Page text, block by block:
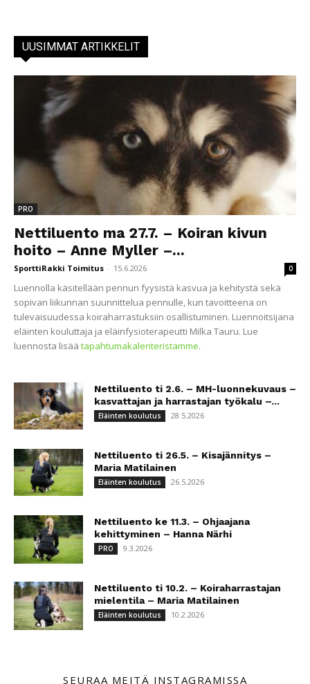
UUSIMMAT ARTIKKELIT
PRO
Nettiluento ma 27.7. – Koiran kivun
hoito – Anne Myller –...
SporttiRakki Toimitus - 15.6.2026 0
Luennolla käsitellään pennun fyysistä kasvua ja kehitystä sekä
sopivan liikunnan suunnittelua pennulle, kun tavoitteena on
tulevaisuudessa koiraharrastuksiin osallistuminen. Luennoitsijana
eläinten kouluttaja ja eläinfysioterapeutti Milka Tauru. Lue
luennosta lisää tapahtumakalenteristamme.
Nettiluento ti 2.6. – MH-luonnekuvaus –
kasvattajan ja harrastajan työkalu –...
Eläinten koulutus 28.5.2026
Nettiluento ti 26.5. – Kisajännitys –
Maria Matilainen
Eläinten koulutus 26.5.2026
Nettiluento ke 11.3. – Ohjaajana
kehittyminen – Hanna Närhi
PRO 9.3.2026
Nettiluento ti 10.2. – Koiraharrastajan
mielentila – Maria Matilainen
Eläinten koulutus 10.2.2026
SEURAA MEITÄ INSTAGRAMISSA